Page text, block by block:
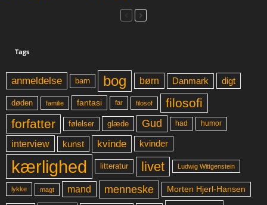
Tags
anmeldelse barn bog børn Danmark digt
døden familie fantasi far filosof
filosofi
forfatter
følelser glæde Gud had humor
interview kunst kvinde kvinder
kærlighed litteratur livet Ludwig Wittgenstein
lykke magt mand menneske Morten Hjerl-Hansen